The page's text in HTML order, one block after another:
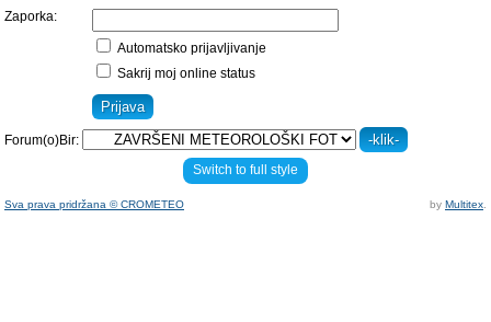
Zaporka:
Automatsko prijavljivanje
Sakrij moj online status
Forum(o)Bir:
Switch to full style
Sva prava pridržana © CROMETEO by Multitex